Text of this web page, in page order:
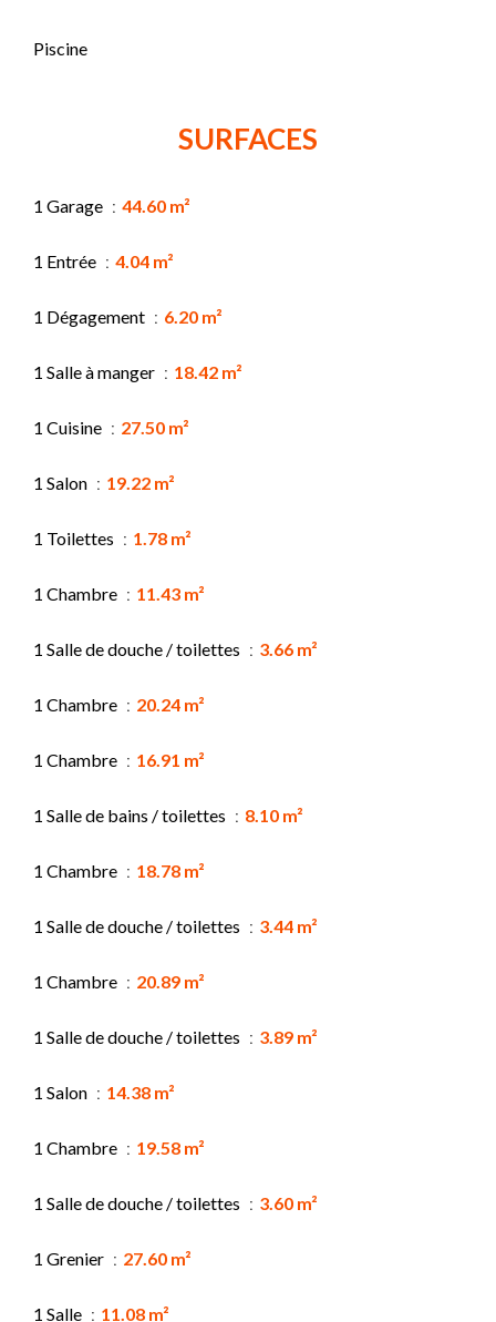
Piscine
SURFACES
1 Garage 44.60 m²
1 Entrée 4.04 m²
1 Dégagement 6.20 m²
1 Salle à manger 18.42 m²
1 Cuisine 27.50 m²
1 Salon 19.22 m²
1 Toilettes 1.78 m²
1 Chambre 11.43 m²
1 Salle de douche / toilettes 3.66 m²
1 Chambre 20.24 m²
1 Chambre 16.91 m²
1 Salle de bains / toilettes 8.10 m²
1 Chambre 18.78 m²
1 Salle de douche / toilettes 3.44 m²
1 Chambre 20.89 m²
1 Salle de douche / toilettes 3.89 m²
1 Salon 14.38 m²
1 Chambre 19.58 m²
1 Salle de douche / toilettes 3.60 m²
1 Grenier 27.60 m²
1 Salle 11.08 m²